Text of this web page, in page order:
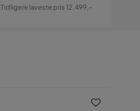
Tidligere laveste pris 12.499,-